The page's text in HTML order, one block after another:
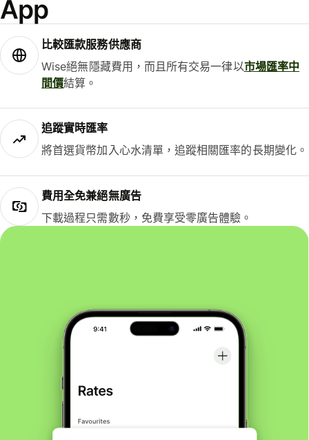
App
比較匯款服務供應商
Wise絕無隱藏費用，而且所有交易一律以市場匯率中
間價結算。
追蹤實時匯率
將首選貨幣加入心水清單，追蹤相關匯率的長期變化。
費用全免兼絕無廣告
下載過程只需數秒，免費享受零廣告體驗。